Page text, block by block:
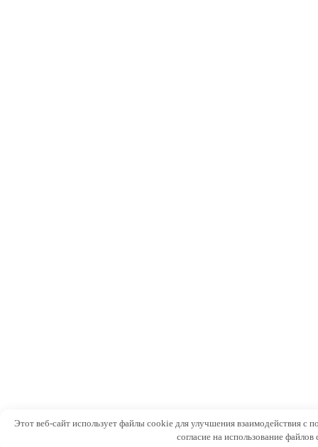
Этот веб-сайт использует файлы cookie для улучшения взаимодействия с
согласие на использование